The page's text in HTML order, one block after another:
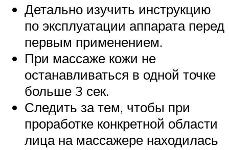
Детально изучить инструкцию
по эксплуатации аппарата перед
первым применением.
При массаже кожи не
останавливаться в одной точке
больше 3 сек.
Следить за тем, чтобы при
проработке конкретной области
лица на массажере находилась